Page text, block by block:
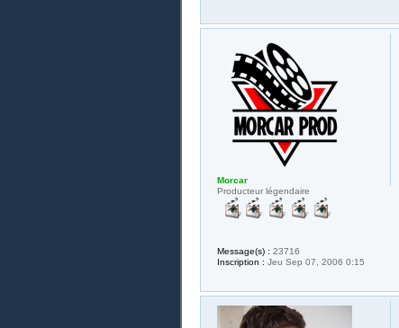
Morcar
Producteur légendaire
Message(s) : 23716
Inscription : Jeu Sep 07, 2006 0:15